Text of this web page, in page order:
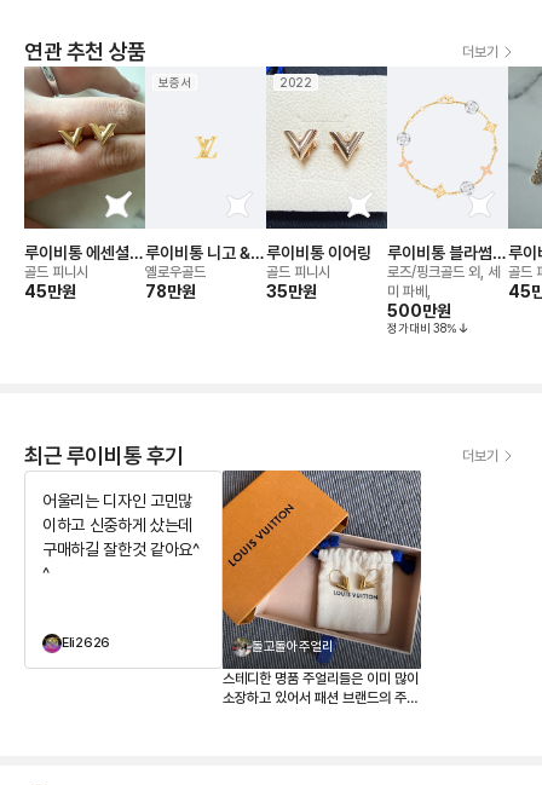
연관 추천 상품 더보기
루이비통 에센셜 V
스터드형 이어링
골드 피니시
45만원
보증서
루이비통 니고 &
버질 아블로 이어
링
옐로우골드
78만원
2022
루이비통 이어링
골드 피니시
35만원
루이비통 블라썸
이딜 블라썸 브레
이슬릿
로즈/핑크골드 외, 세
미 파베,
500만원
정가대비 38%
루이
네크
골드
45
최근 루이비통 후기 더보기
어울리는 디자인 고민많
이하고 신중하게 샀는데
구매하길 잘한것 같아요^
^
Eli2626 돌고돌아주얼리
스테디한 명품 주얼리들은 이미 많이
소장하고 있어서 패션 브랜드의 주얼